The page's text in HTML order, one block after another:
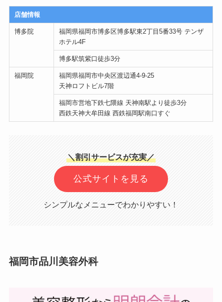
店舗情報
博多院
福岡県福岡市博多区博多駅東2丁目5番33号 テンザ
ホテル4F
博多駅筑紫口徒歩3分
福岡院
福岡県福岡市中央区渡辺通4-9-25
天神ロフトビル7階
福岡市営地下鉄七隈線 天神南駅より徒歩3分
西鉄天神大牟田線 西鉄福岡駅南口すぐ
＼割引サービスが充実／
公式サイトを見る
シンプルなメニューでわかりやすい！
福岡市品川美容外科